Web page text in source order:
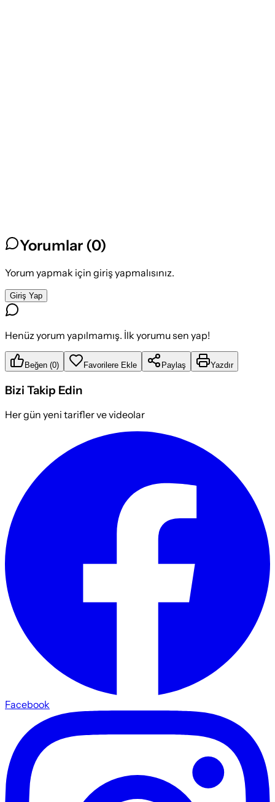
Yorumlar (0)
Yorum yapmak için giriş yapmalısınız.
Giriş Yap
Henüz yorum yapılmamış. İlk yorumu sen yap!
Beğen (0) Favorilere Ekle Paylaş Yazdır
Bizi Takip Edin
Her gün yeni tarifler ve videolar
Facebook